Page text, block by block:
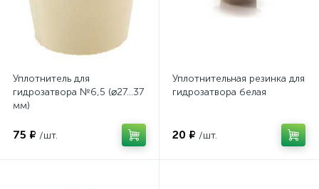
Уплотнитель для
гидрозатвора №6,5 (⌀27…37
мм)
75 ₽ /шт.
Уплотнительная резинка для
гидрозатвора белая
20 ₽ /шт.